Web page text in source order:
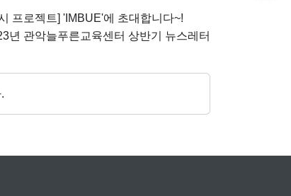
프로젝트] 'IMBUE'에 초대합니다~!
년 관악늘푸른교육센터 상반기 뉴스레터